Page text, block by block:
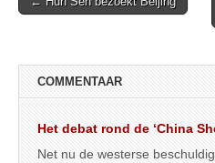
COMMENTAAR
Het debat rond de ‘China
Net nu de westerse